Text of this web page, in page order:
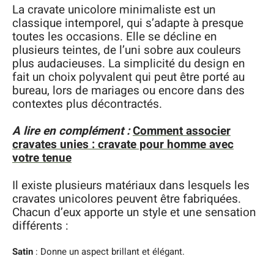
La cravate unicolore minimaliste est un
classique intemporel, qui s’adapte à presque
toutes les occasions. Elle se décline en
plusieurs teintes, de l’uni sobre aux couleurs
plus audacieuses. La simplicité du design en
fait un choix polyvalent qui peut être porté au
bureau, lors de mariages ou encore dans des
contextes plus décontractés.
A lire en complément :Comment associer
cravates unies : cravate pour homme avec
votre tenue
Il existe plusieurs matériaux dans lesquels les
cravates unicolores peuvent être fabriquées.
Chacun d’eux apporte un style et une sensation
différents :
Satin : Donne un aspect brillant et élégant.